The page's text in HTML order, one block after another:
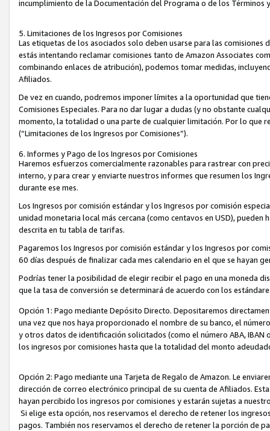
incumplimiento de la Documentación del Programa o de los Términos
5. Limitaciones de los Ingresos por Comisiones
Las etiquetas de los asociados solo deben usarse para las
estás intentando reclamar comisiones tanto de Amazon Associates
combinando enlaces de atribución), podemos tomar medidas,
Afiliados.
De vez en cuando, podremos imponer límites a la oportunidad que
Comisiones Especiales. Para no dar lugar a dudas (y no obstante
momento, la totalidad o una parte de cualquier limitación. Por lo que
(“Limitaciones de los Ingresos por Comisiones”).
6. Informes y Pago de los Ingresos por Comisiones
Haremos esfuerzos comercialmente razonables para rastrear con
interno, y para crear y enviarte nuestros informes que resumen los
durante ese mes.
Los Ingresos por comisión estándar y los Ingresos por comisión
unidad monetaria local más cercana (como centavos en USD),
descrita en tu tabla de tarifas.
Pagaremos los Ingresos por comisión estándar y los Ingresos por
60 días después de finalizar cada mes calendario en el que se hayan
Podrías tener la posibilidad de elegir recibir el pago en una moneda
que la tasa de conversión se determinará de acuerdo con los
Opción 1: Pago mediante Depósito Directo. Depositaremos
una vez que nos haya proporcionado el nombre de su banco, el
y otros datos de identificación solicitados (como el número ABA,
los ingresos por comisiones hasta que la totalidad del monto
Opción 2: Pago mediante una Tarjeta de Regalo de Amazon. Le
dirección de correo electrónico principal de su cuenta de Afiliados.
hayan percibido los ingresos por comisiones y estarán sujetas a
Si elige esta opción, nos reservamos el derecho de retener los
pagos. También nos reservamos el derecho de retener la porción de